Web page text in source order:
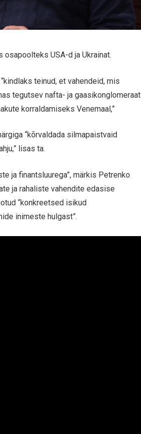
USA-d ja Ukrainat.
teinud, et vahendeid, mis
tegutsev nafta- ja gaasikonglomeraat
korraldamiseks Venemaal,”
“kõrvaldada silmapaistvaid
lisas ta.
ja finantsluurega”, märkis Petrenko
ja rahaliste vahendite edasise
“konkreetsed isikud
inimeste hulgast”.